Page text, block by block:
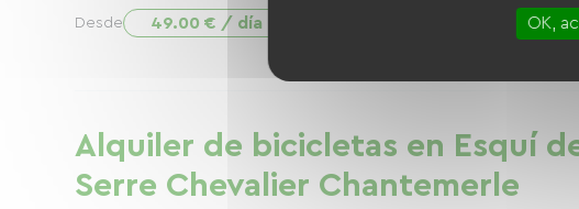
Desde 49.00 € / día 39.00 € / día
Alquiler de bicicletas en Esquí
Serre Chevalier Chantemerle
OK,